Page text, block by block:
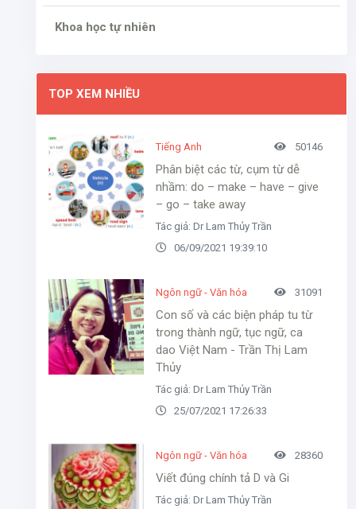
Khoa học tự nhiên
TOP XEM NHIỀU
Tiếng Anh 50146
Phân biệt các từ, cụm từ dễ
nhầm: do – make – have – give
– go – take away
Tác giả: Dr Lam Thủy Trần
06/09/2021 19:39:10
Ngôn ngữ - Văn hóa 31091
Con số và các biện pháp tu từ
trong thành ngữ, tục ngữ, ca
dao Việt Nam - Trần Thị Lam
Thủy
Tác giả: Dr Lam Thủy Trần
25/07/2021 17:26:33
Ngôn ngữ - Văn hóa 28360
Viết đúng chính tả D và Gi
Tác giả: Dr Lam Thủy Trần